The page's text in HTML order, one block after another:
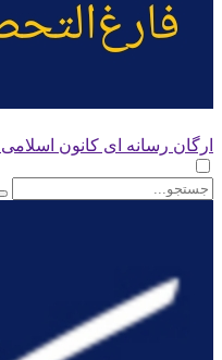
ارگان رسانه ای کانون